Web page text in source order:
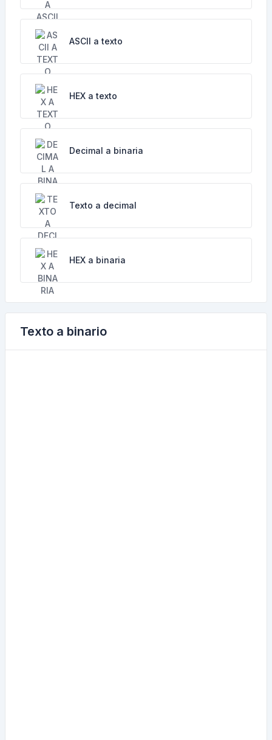
ASCII a texto
HEX a texto
Decimal a binaria
Texto a decimal
HEX a binaria
Texto a binario